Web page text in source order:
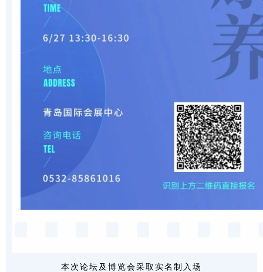
本次论坛及博览会采取实名制入场